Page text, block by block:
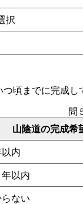
択
頃までに完成し
山陰道の完成希
問
以内
年以内
ない